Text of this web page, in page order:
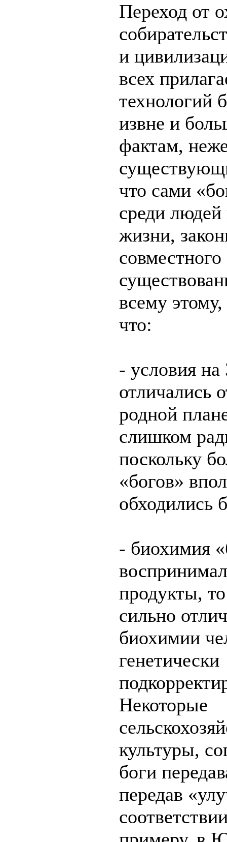
Переход от
и
всех
технологий
извне и
фактам,
что сами
среди
жизни,
совместного
всему
что:
- условия на
отличались
родной
слишком
поскольку
«богов»
обходились
- биохимия
продукты,
сильно
биохимии
генетически
Некоторые
культуры,
боги
передав